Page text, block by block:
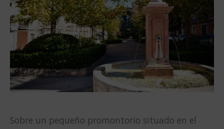
Sobre un pequeño promontorio situado en el